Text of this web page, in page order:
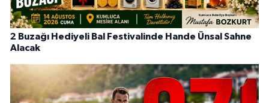
2 Buzağı Hediyeli Bal Festivalinde Hande Ünsal Sahne
Alacak